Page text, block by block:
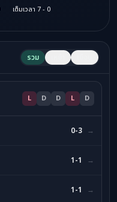
เต็มเวลา 7 - 0
รวม
L D D L D
0-3 →
1-1 →
1-1 →